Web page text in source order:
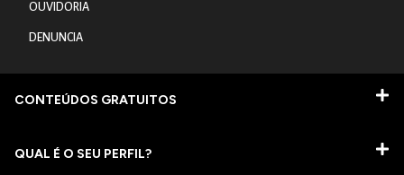
OUVIDORIA
DENUNCIA
CONTEÚDOS GRATUITOS
QUAL É O SEU PERFIL?